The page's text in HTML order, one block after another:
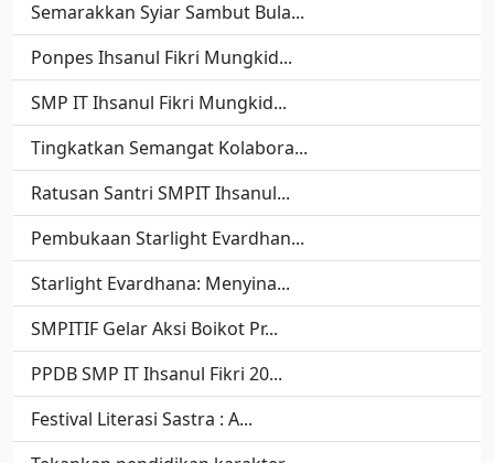
Semarakkan Syiar Sambut Bula...
Ponpes Ihsanul Fikri Mungkid...
SMP IT Ihsanul Fikri Mungkid...
Tingkatkan Semangat Kolabora...
Ratusan Santri SMPIT Ihsanul...
Pembukaan Starlight Evardhan...
Starlight Evardhana: Menyina...
SMPITIF Gelar Aksi Boikot Pr...
PPDB SMP IT Ihsanul Fikri 20...
Festival Literasi Sastra : A...